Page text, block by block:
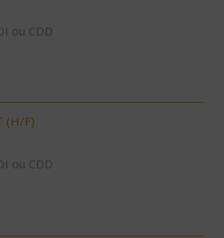
ou CDD
(H/F)
ou CDD